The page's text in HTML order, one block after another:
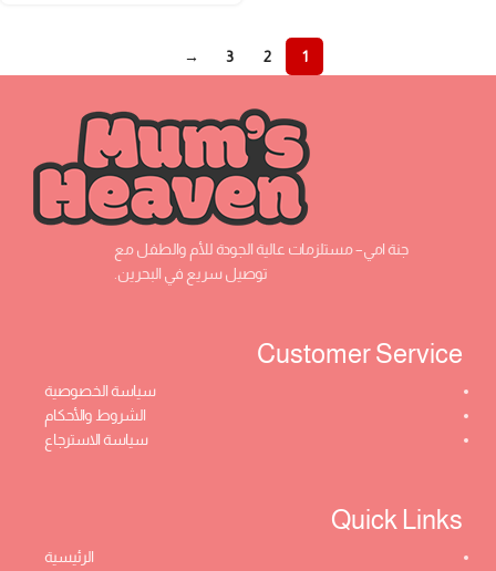
1
2
3
→
جنة امي– مستلزمات عالية الجودة للأم والطفل مع
توصيل سريع في البحرين.
Customer Service ​
سياسة الخصوصية
الشروط والأحكام
سياسة الاسترجاع
Quick Links​
الرئيسية